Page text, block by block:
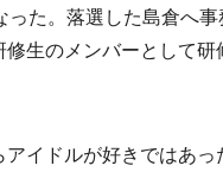
った。落選した島倉へ
生のメンバーとして研
イドルが好きではあっ